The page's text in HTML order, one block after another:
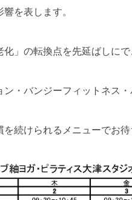
を表します。
」の転換点を先延ばしにで
・バンジーフィットネス
続けられるメニューでお待